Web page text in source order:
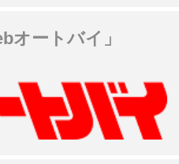
オートバイ」